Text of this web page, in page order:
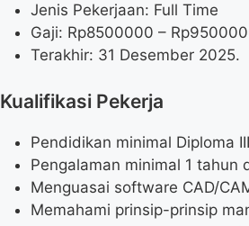
Jenis Pekerjaan: Full Time
Gaji: Rp8500000 – Rp
Terakhir: 31 Desember 2025.
Kualifikasi Pekerja
Pendidikan minimal Diploma
Pengalaman minimal 1
Menguasai software CAD/
Memahami prinsip-prinsip